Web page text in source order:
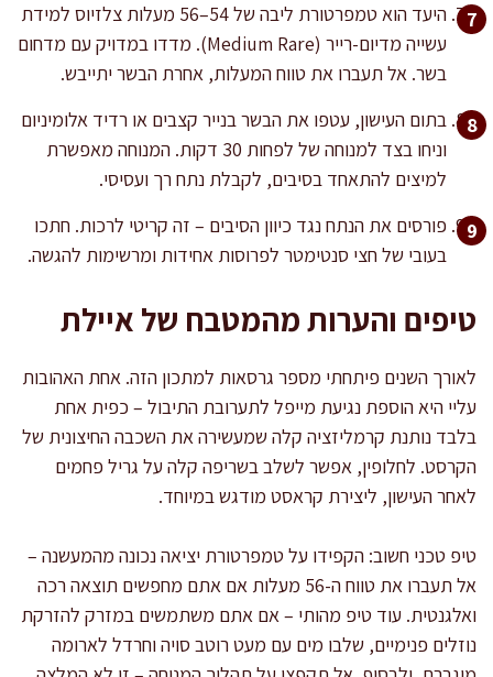
היעד הוא טמפרטורת ליבה של 54–56 מעלות צלזיוס למידת
עשייה מדיום-רייר (Medium Rare). מדדו במדויק עם מדחום
בשר. אל תעברו את טווח המעלות, אחרת הבשר יתייבש.
בתום העישון, עטפו את הבשר בנייר קצבים או רדיד אלומיניום
וניחו בצד למנוחה של לפחות 30 דקות. המנוחה מאפשרת
למיצים להתאחד בסיבים, לקבלת נתח רך ועסיסי.
פורסים את הנתח נגד כיוון הסיבים – זה קריטי לרכות. חתכו
בעובי של חצי סנטימטר לפרוסות אחידות ומרשימות להגשה.
טיפים והערות מהמטבח של איילת
לאורך השנים פיתחתי מספר גרסאות למתכון הזה. אחת האהובות
עליי היא הוספת נגיעת מייפל לתערובת התיבול – כפית אחת
בלבד נותנת קרמליזציה קלה שמעשירה את השכבה החיצונית של
הקרסט. לחלופין, אפשר לשלב בשריפה קלה על גריל פחמים
לאחר העישון, ליצירת קראסט מודגש במיוחד.
טיפ טכני חשוב: הקפידו על טמפרטורת יציאה נכונה מהמעשנה –
אל תעברו את טווח ה-56 מעלות אם אתם מחפשים תוצאה רכה
ואלגנטית. עוד טיפ מהותי – אם אתם משתמשים במזרק להזרקת
נוזלים פנימיים, שלבו מים עם מעט רוטב סויה וחרדל לארומה